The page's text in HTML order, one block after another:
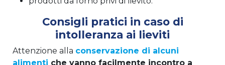
Consigli pratici in caso di
intolleranza ai lieviti
Attenzione alla conservazione di alcuni
alimenti che vanno facilmente incontro a